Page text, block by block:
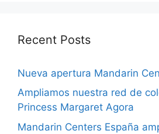
Recent Posts
Nueva apertura Mandarin
Ampliamos nuestra red de
Princess Margaret Agora
Mandarin Centers España